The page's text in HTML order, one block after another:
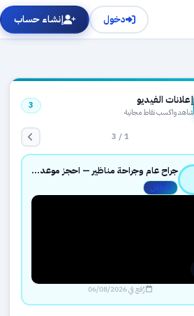
دخول إنشاء حساب
إعلانات الفيديو
شاهد واكسب نقاط مجانية
3
1 / 3
جراح عام وجراحة مناظير — احجز موعدك بثقة عبر حجزك الطبي
مفعّل
رُفع في 06/08/2026